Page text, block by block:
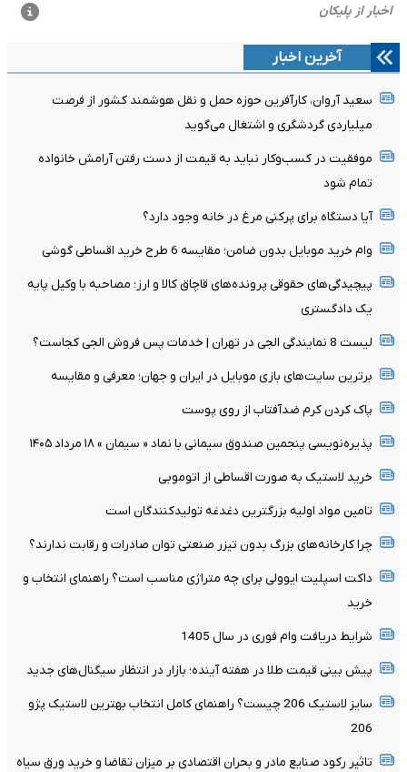
آخرین اخبار
سعید آروان، کارآفرین حوزه حمل و نقل هوشمند کشور از فرصت
میلیاردی گردشگری و اشتغال می‌گوید
موفقیت در کسب‌وکار نباید به قیمت از دست رفتن آرامش خانواده
تمام شود
آیا دستگاه برای پرکنی مرغ در خانه وجود دارد؟
وام خرید موبایل بدون ضامن؛ مقایسه 6 طرح خرید اقساطی گوشی
پیچیدگی‌های حقوقی پرونده‌های قاچاق کالا و ارز؛ مصاحبه با وکیل پایه
یک دادگستری
لیست 8 نمایندگی الجی در تهران | خدمات پس فروش الجی کجاست؟
برترین سایت‌های بازی موبایل در ایران و جهان؛ معرفی و مقایسه
پاک کردن کرم ضدآفتاب از روی پوست
پذیره‌نویسی پنجمین صندوق سیمانی با نماد « سیمان » ۱۸ مرداد ۱۴۰۵
خرید لاستیک به صورت اقساطی از اتوموبی
تامین مواد اولیه بزرگترین دغدغه تولیدکنندگان است
چرا کارخانه‌های بزرگ بدون تیزر صنعتی توان صادرات و رقابت ندارند؟
داکت اسپلیت ایوولی برای چه متراژی مناسب است؟ راهنمای انتخاب و
خرید
شرایط دریافت وام فوری در سال 1405
پیش بینی قیمت طلا در هفته آینده؛ بازار در انتظار سیگنال‌های جدید
سایز لاستیک 206 چیست؟ راهنمای کامل انتخاب بهترین لاستیک پژو
206
تاثیر رکود صنایع مادر و بحران اقتصادی بر میزان تقاضا و خرید ورق سیاه